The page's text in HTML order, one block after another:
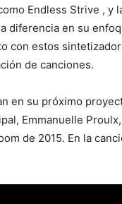
Endless Strive , y
diferencia en su
con estos
de canciones.
en su próximo
Emmanuelle
de 2015. En la